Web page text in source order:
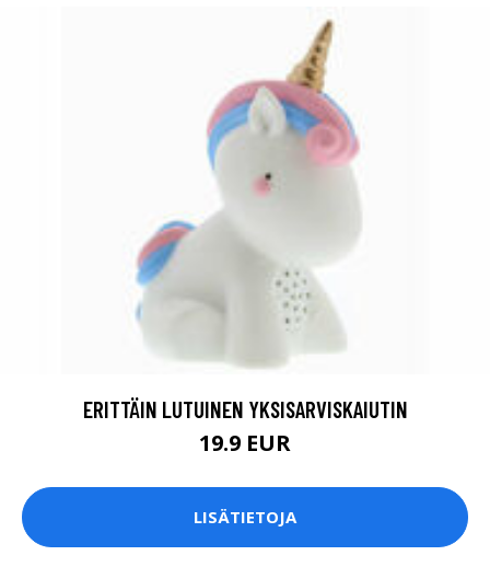
ERITTÄIN LUTUINEN YKSISARVISKAIUTIN
19.9 EUR
LISÄTIETOJA